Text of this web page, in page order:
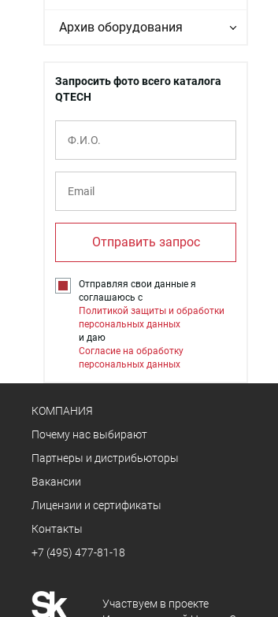
Архив оборудования
Запросить фото всего каталога
QTECH
Отправить запрос
Отправляя свои данные я
соглашаюсь с
Политикой защиты и обработки
персональных данных
и даю
Согласие на обработку
персональных данных
КОМПАНИЯ
Почему нас выбирают
Партнеры и дистрибьюторы
Вакансии
Лицензии и сертификаты
Контакты
+7 (495) 477-81-18
Участвуем в проекте